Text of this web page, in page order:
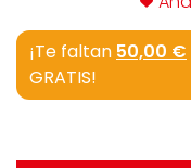
¡Te faltan 50,00 €
GRATIS!